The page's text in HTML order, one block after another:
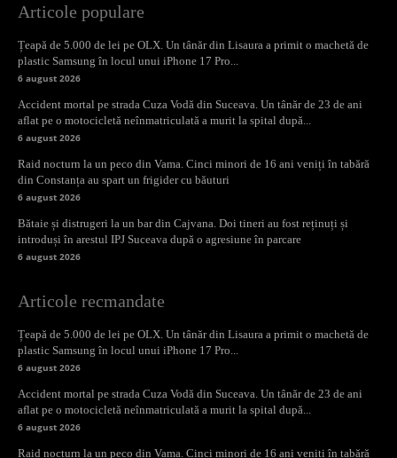
Articole populare
Țeapă de 5.000 de lei pe OLX. Un tânăr din Lisaura a primit o machetă de
plastic Samsung în locul unui iPhone 17 Pro...
6 august 2026
Accident mortal pe strada Cuza Vodă din Suceava. Un tânăr de 23 de ani
aflat pe o motocicletă neînmatriculată a murit la spital după...
6 august 2026
Raid nocturn la un peco din Vama. Cinci minori de 16 ani veniți în tabără
din Constanța au spart un frigider cu băuturi
6 august 2026
Bătaie și distrugeri la un bar din Cajvana. Doi tineri au fost reținuți și
introduși în arestul IPJ Suceava după o agresiune în parcare
6 august 2026
Articole recmandate
Țeapă de 5.000 de lei pe OLX. Un tânăr din Lisaura a primit o machetă de
plastic Samsung în locul unui iPhone 17 Pro...
6 august 2026
Accident mortal pe strada Cuza Vodă din Suceava. Un tânăr de 23 de ani
aflat pe o motocicletă neînmatriculată a murit la spital după...
6 august 2026
Raid nocturn la un peco din Vama. Cinci minori de 16 ani veniți în tabără